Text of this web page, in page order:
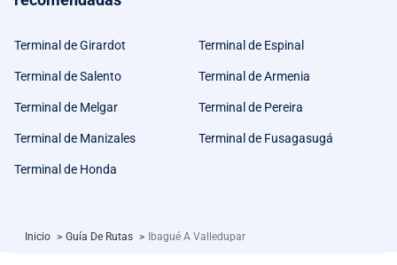
Terminal de Girardot Terminal de Espinal
Terminal de Salento Terminal de Armenia
Terminal de Melgar Terminal de Pereira
Terminal de Manizales Terminal de Fusagasugá
Terminal de Honda
Inicio > Guía De Rutas > Ibagué A Valledupar